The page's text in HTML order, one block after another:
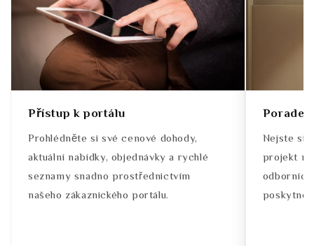
Přístup k portálu
Prohlédněte si své cenové dohody,
aktuální nabídky, objednávky a rychlé
seznamy snadno prostřednictvím
našeho zákaznického portálu.
Nejste si
projekt
odborníci